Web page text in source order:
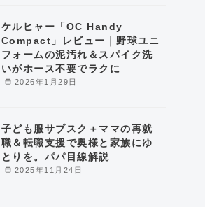
2026年1月29日
ケルヒャー「OC Handy
Compact」レビュー｜野球ユニ
フォームの泥汚れ＆スパイク洗
いがホース不要でラクに
2025年11月24日
子ども服サブスク＋ママの再就
職＆転職支援で奥様と家族にゆ
とりを。パパ目線解説